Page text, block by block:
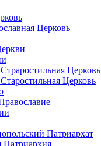
Церковь
Церковь
Церковь
Патриархат
Патриархия